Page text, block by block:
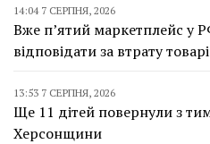
14:04 7 СЕРПНЯ, 2026
Вже п’ятий маркетплейс у
відповідати за втрату
13:53 7 СЕРПНЯ, 2026
Ще 11 дітей повернули з
Херсонщини